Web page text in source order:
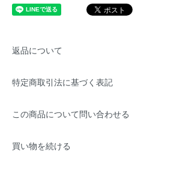
返品について
特定商取引法に基づく表記
この商品について問い合わせる
買い物を続ける